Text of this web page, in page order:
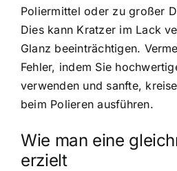
Poliermittel oder zu großer
Dies kann Kratzer im Lack
Glanz beeinträchtigen.
Fehler, indem Sie
verwenden und sanfte,
beim Polieren ausführen.
Wie man eine
erzielt